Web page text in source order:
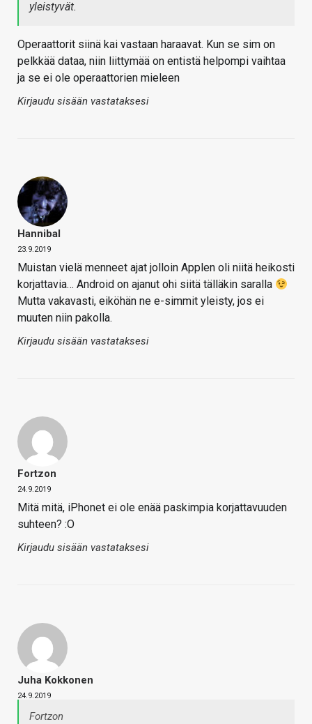
yleistyvät.
Operaattorit siinä kai vastaan haraavat. Kun se sim on
pelkkää dataa, niin liittymää on entistä helpompi vaihtaa
ja se ei ole operaattorien mieleen
Kirjaudu sisään vastataksesi
Hannibal
23.9.2019
Muistan vielä menneet ajat jolloin Applen oli niitä heikosti
korjattavia… Android on ajanut ohi siitä tälläkin saralla
Mutta vakavasti, eiköhän ne e-simmit yleisty, jos ei
muuten niin pakolla.
Kirjaudu sisään vastataksesi
Fortzon
24.9.2019
Mitä mitä, iPhonet ei ole enää paskimpia korjattavuuden
suhteen? :O
Kirjaudu sisään vastataksesi
Juha Kokkonen
24.9.2019
Fortzon